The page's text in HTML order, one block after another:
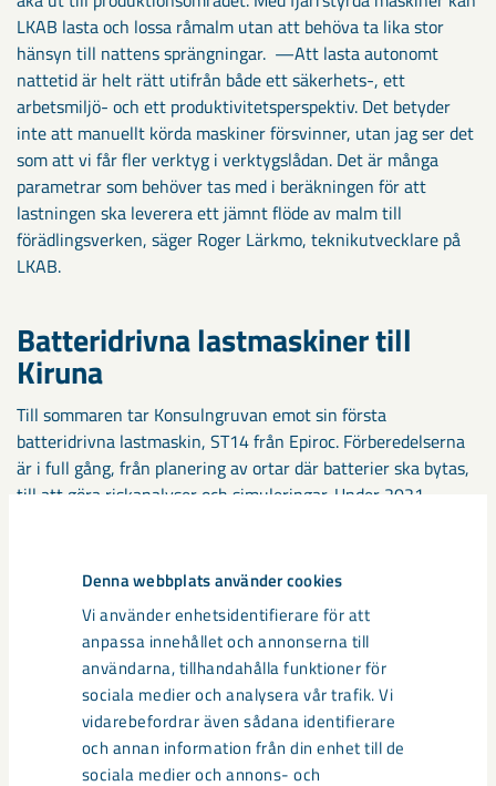
Denna webbplats använder cookies
Vi använder enhetsidentifierare för att
anpassa innehållet och annonserna till
användarna, tillhandahålla funktioner för
sociala medier och analysera vår trafik. Vi
vidarebefordrar även sådana identifierare
och annan information från din enhet till de
sociala medier och annons- och
LKAB lasta och lossa råmalm utan att behöva ta lika stor
hänsyn till nattens sprängningar. —Att lasta autonomt
nattetid är helt rätt utifrån både ett säkerhets-, ett
arbetsmiljö- och ett produktivitetsperspektiv. Det betyder
inte att manuellt körda maskiner försvinner, utan jag ser det
som att vi får fler verktyg i verktygslådan. Det är många
parametrar som behöver tas med i beräkningen för att
lastningen ska leverera ett jämnt flöde av malm till
förädlingsverken, säger Roger Lärkmo, teknikutvecklare på
LKAB.
Batteridrivna lastmaskiner till
Kiruna
Till sommaren tar Konsulngruvan emot sin första
batteridrivna lastmaskin, ST14 från Epiroc. Förberedelserna
är i full gång, från planering av ortar där batterier ska bytas,
till att göra riskanalyser och simuleringar. Under 2021
elkabel i över 20 år, både manuellt och med fjärrstyrning. Nu
De testerna börjar vi med under hösten, säger Magnus
Lindgren.
— Vi deltar tidigt i utvecklingsarbetet så att vi förstår och
kan påverka prestanda, lastkapacitet och inte minst
säkerhetsaspekterna. Vi ska testa hur batteri- och eldrivna